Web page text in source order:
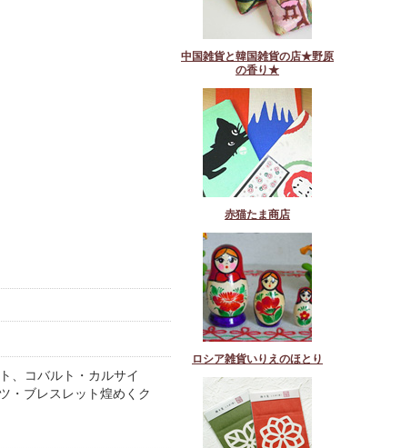
、コバルト・カルサイ
・ブレスレット煌めくク
中国雑貨と韓国雑貨の店★野原
の香り★
赤猫たま商店
ロシア雑貨いりえのほとり